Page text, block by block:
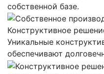
собственной базе.
Конструктивное
Уникальные
обеспечивают